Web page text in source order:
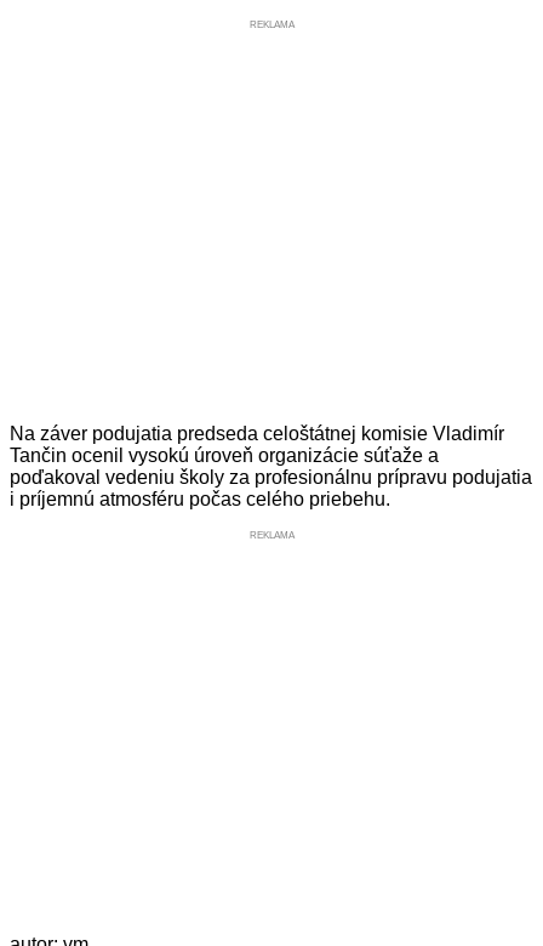
REKLAMA
Na záver podujatia predseda celoštátnej komisie Vladimír
Tančin ocenil vysokú úroveň organizácie súťaže a
poďakoval vedeniu školy za profesionálnu prípravu podujatia
i príjemnú atmosféru počas celého priebehu.
REKLAMA